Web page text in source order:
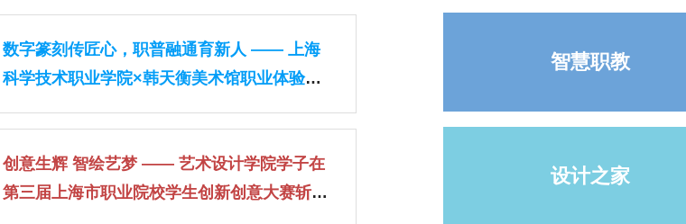
数字篆刻传匠心，职普融通育新人 —— 上海
科学技术职业学院×韩天衡美术馆职业体验活
创意生辉 智绘艺梦 —— 艺术设计学院学子在
第三届上海市职业院校学生创新创意大赛斩获
智慧职教
设计之家